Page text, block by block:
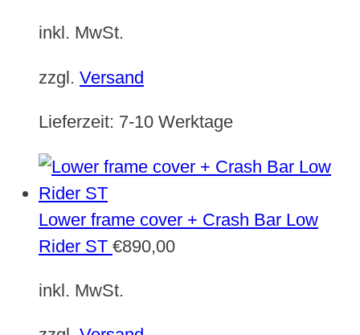
inkl. MwSt.
zzgl. Versand
Lieferzeit: 7-10 Werktage
Lower frame cover + Crash Bar Low
Rider ST €890,00
inkl. MwSt.